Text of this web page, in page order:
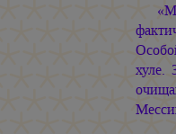
хуле.